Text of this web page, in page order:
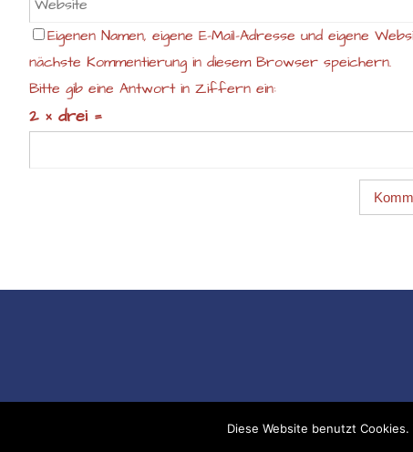
Eigenen Namen, eigene E-Mail-Adresse und eigene
nächste Kommentierung in diesem Browser speichern.
Bitte gib eine Antwort in Ziffern ein:
2 × drei =
Diese Website benutzt